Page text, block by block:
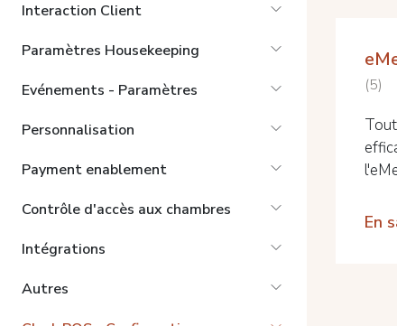
Interaction Client
Paramètres Housekeeping
Evénements - Paramètres
Personnalisation
Payment enablement
Contrôle d'accès aux chambres
Intégrations
Autres
5
En